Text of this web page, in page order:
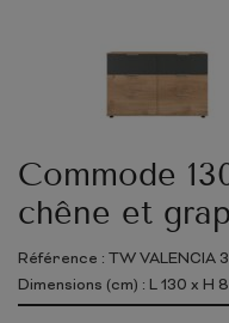
Commode
chêne et
Référence : TW VALENCIA 3
Dimensions (cm) : L130 x H